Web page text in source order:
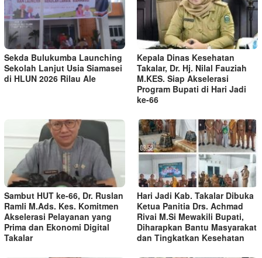
Sekda Bulukumba Launching
Sekolah Lanjut Usia Siamasei
di HLUN 2026 Rilau Ale
Kepala Dinas Kesehatan
Takalar, Dr. Hj. Nilal Fauziah
M.KES. Siap Akselerasi
Program Bupati di Hari Jadi
ke-66
Sambut HUT ke-66, Dr. Ruslan
Ramli M.Ads. Kes. Komitmen
Akselerasi Pelayanan yang
Prima dan Ekonomi Digital
Takalar
Hari Jadi Kab. Takalar Dibuka
Ketua Panitia Drs. Achmad
Rivai M.Si Mewakili Bupati,
Diharapkan Bantu Masyarakat
dan Tingkatkan Kesehatan